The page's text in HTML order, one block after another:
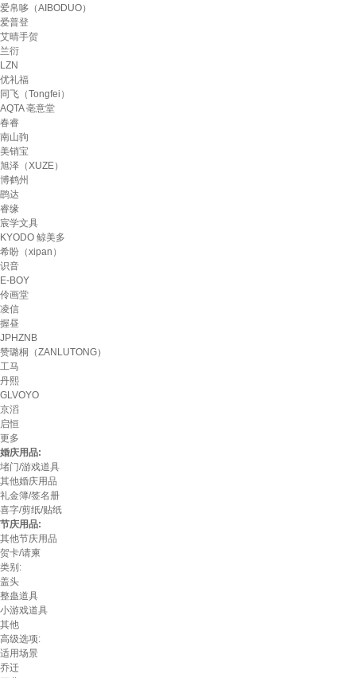
爱帛哆（AIBODUO）
爱普登
艾晴手贺
兰衍
LZN
优礼福
同飞（Tongfei）
AQTA 亳意堂
春睿
南山驹
美销宝
旭泽（XUZE）
博鹤州
鹍达
睿缘
宸学文具
KYODO 鲸美多
希盼（xipan）
识音
E-BOY
伶画堂
凌信
握昼
JPHZNB
赞璐桐（ZANLUTONG）
工马
丹熙
GLVOYO
京滔
启恒
更多
婚庆用品:
堵门/游戏道具
其他婚庆用品
礼金簿/签名册
喜字/剪纸/贴纸
节庆用品:
其他节庆用品
贺卡/请柬
类别:
盖头
整蛊道具
小游戏道具
其他
高级选项:
适用场景
乔迁